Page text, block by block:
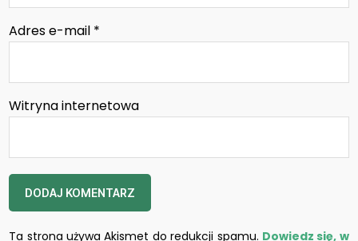
Adres e-mail *
Witryna internetowa
Ta strona używa Akismet do redukcji spamu. Dowiedz się, w